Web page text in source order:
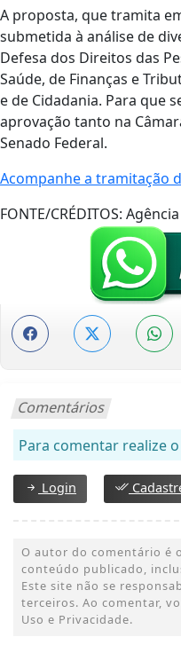
A proposta, que tramita
submetida à análise de
Defesa dos Direitos das
Saúde, de Finanças e
e de Cidadania. Para que
aprovação tanto na
Senado Federal.
Acompanhe a tramitação
FONTE/CRÉDITOS:
Comentários
Para comentar realize
Login
O autor do comentário é
conteúdo publicado,
Este site não se
terceiros. Ao comentar,
Uso e Privacidade.